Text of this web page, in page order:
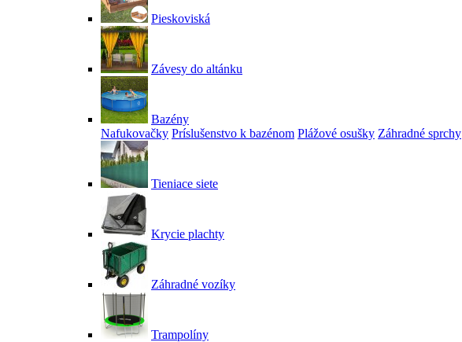
Pieskoviská
Závesy do altánku
Bazény
Nafukovačky Príslušenstvo k bazénom Plážové osušky Záhradné sprchy
Tieniace siete
Krycie plachty
Záhradné vozíky
Trampolíny